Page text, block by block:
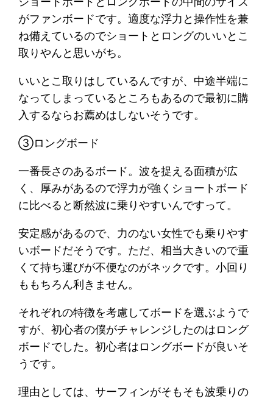
がファンボードです。適度な浮力と操作性を兼
ね備えているのでショートとロングのいいとこ
取りやんと思いがち。
いいとこ取りはしているんですが、中途半端に
なってしまっているところもあるので最初に購
入するならお薦めはしないそうです。
③ロングボード
一番長さのあるボード。波を捉える面積が広
く、厚みがあるので浮力が強くショートボード
に比べると断然波に乗りやすいんですって。
安定感があるので、力のない女性でも乗りやす
いボードだそうです。ただ、相当大きいので重
くて持ち運びが不便なのがネックです。小回り
ももちろん利きません。
それぞれの特徴を考慮してボードを選ぶようで
すが、初心者の僕がチャレンジしたのはロング
ボードでした。初心者はロングボードが良いそ
うです。
理由としては、サーフィンがそもそも波乗りの